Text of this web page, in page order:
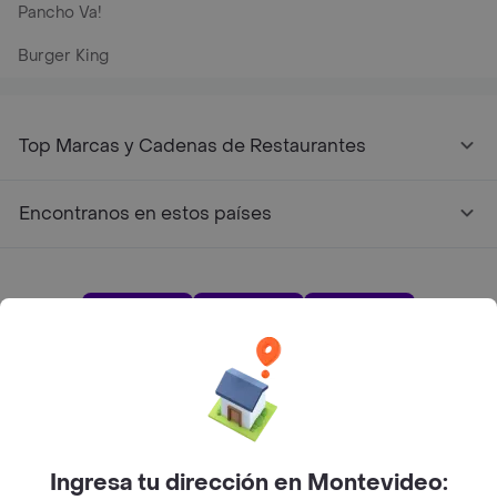
Pancho Va!
Burger King
Top Marcas y Cadenas de Restaurantes
Encontranos en estos países
Google play
Ingresa tu dirección en Montevideo: